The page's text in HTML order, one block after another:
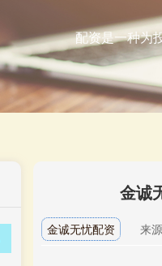
配资是一种为
金诚
金诚无忧配资 来